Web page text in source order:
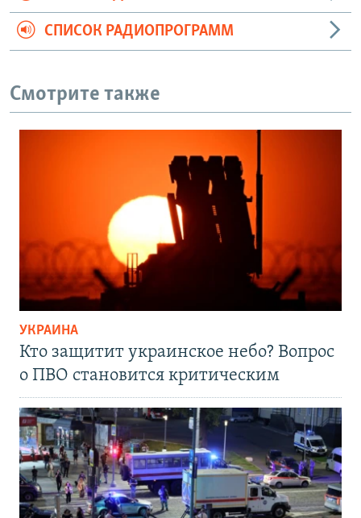
СПИСОК РАДИОПРОГРАММ
Смотрите также
УКРАИНА
Кто защитит украинское небо? Вопрос
о ПВО становится критическим